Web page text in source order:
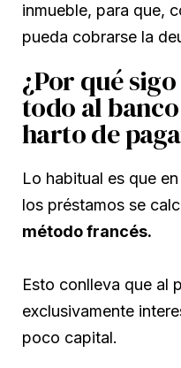
inmueble, para que,
pueda cobrarse la
¿Por qué
todo al
harto de
Lo habitual es que
los préstamos se
método francés.
Esto conlleva que al
exclusivamente
poco capital.